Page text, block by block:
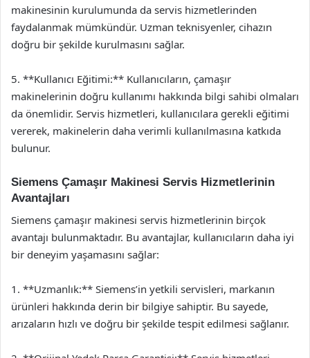
makinesinin kurulumunda da servis hizmetlerinden
faydalanmak mümkündür. Uzman teknisyenler, cihazın
doğru bir şekilde kurulmasını sağlar.
5. **Kullanıcı Eğitimi:** Kullanıcıların, çamaşır
makinelerinin doğru kullanımı hakkında bilgi sahibi olmaları
da önemlidir. Servis hizmetleri, kullanıcılara gerekli eğitimi
vererek, makinelerin daha verimli kullanılmasına katkıda
bulunur.
Siemens Çamaşır Makinesi Servis Hizmetlerinin
Avantajları
Siemens çamaşır makinesi servis hizmetlerinin birçok
avantajı bulunmaktadır. Bu avantajlar, kullanıcıların daha iyi
bir deneyim yaşamasını sağlar:
1. **Uzmanlık:** Siemens’in yetkili servisleri, markanın
ürünleri hakkında derin bir bilgiye sahiptir. Bu sayede,
arızaların hızlı ve doğru bir şekilde tespit edilmesi sağlanır.